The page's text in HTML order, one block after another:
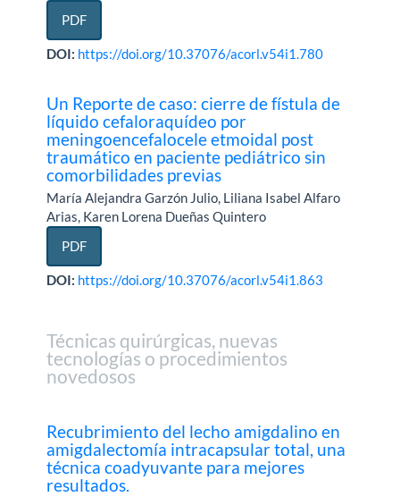
PDF
DOI: https://doi.org/10.37076/acorl.v54i1.780
Un Reporte de caso: cierre de fístula de
líquido cefaloraquídeo por
meningoencefalocele etmoidal post
traumático en paciente pediátrico sin
comorbilidades previas
María Alejandra Garzón Julio, Liliana Isabel Alfaro
Arias, Karen Lorena Dueñas Quintero
PDF
DOI: https://doi.org/10.37076/acorl.v54i1.863
Técnicas quirúrgicas, nuevas
tecnologías o procedimientos
novedosos
Recubrimiento del lecho amigdalino en
amigdalectomía intracapsular total, una
técnica coadyuvante para mejores
resultados.